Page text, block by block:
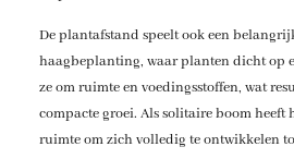
De plantafstand speelt ook een
haagbeplanting, waar planten dicht op
ze om ruimte en voedingsstoffen, wat
compacte groei. Als solitaire boom
ruimte om zich volledig te ontwikkelen